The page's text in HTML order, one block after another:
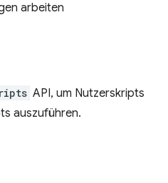
arbeiten
API, um Nutzerskripts
auszuführen.